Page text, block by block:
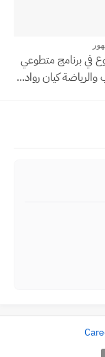
في برنامج متطوعي
والرياضة كيان رواد...